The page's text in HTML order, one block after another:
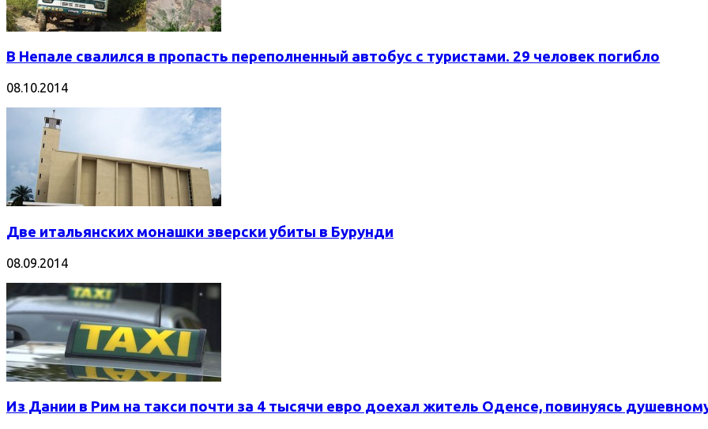
В Непале свалился в пропасть переполненный автобус с туристами. 29 человек погибло
08.10.2014
Две итальянских монашки зверски убиты в Бурунди
08.09.2014
Из Дании в Рим на такси почти за 4 тысячи евро доехал житель Оденсе, повинуясь